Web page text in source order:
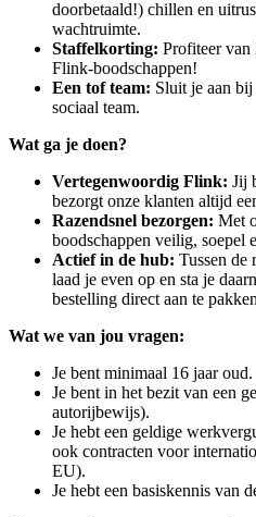
doorbetaald!) chillen en
wachtruimte.
Staffelkorting: Profiteer van
Flink-boodschappen!
Een tof team: Sluit je aan
sociaal team.
Wat ga je doen?
Vertegenwoordig Flink: Jij
bezorgt onze klanten altijd
Razendsnel bezorgen: Met
boodschappen veilig, soepel
Actief in de hub: Tussen de
laad je even op en sta je
bestelling direct aan te
Wat we van jou vragen:
Je bent minimaal 16 jaar oud.
Je bent in het bezit van een
autorijbewijs).
Je hebt een geldige
ook contracten voor
EU).
Je hebt een basiskennis van